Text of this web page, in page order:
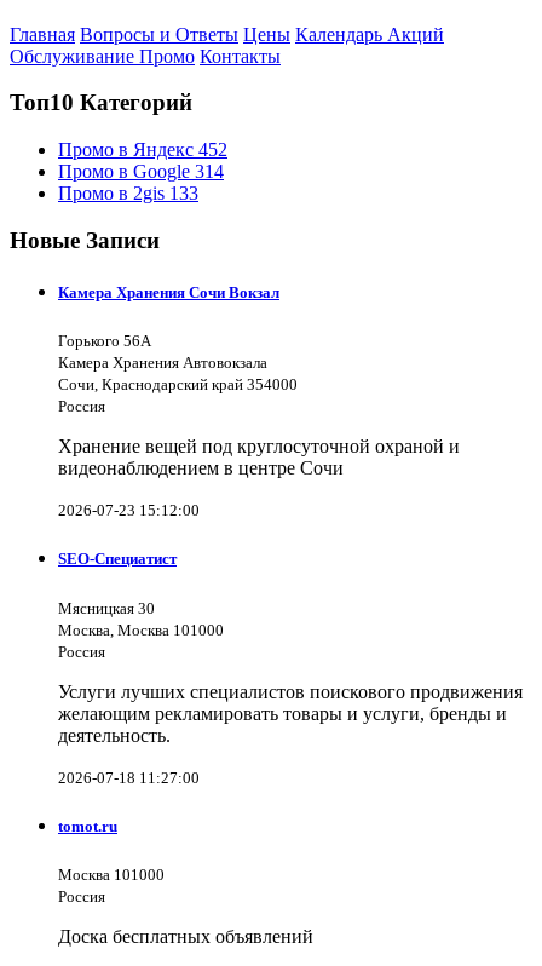
Главная Вопросы и Ответы Цены Календарь Акций
Обслуживание Промо Контакты
Топ10 Категорий
Промо в Яндекс 452
Промо в Google 314
Промо в 2gis 133
Новые Записи
Камера Хранения Сочи Вокзал
Горького 56А
Камера Хранения Автовокзала
Сочи, Краснодарский край 354000
Россия
Хранение вещей под круглосуточной охраной и
видеонаблюдением в центре Сочи
2026-07-23 15:12:00
SEO-Специатист
Мясницкая 30
Москва, Москва 101000
Россия
Услуги лучших специалистов поискового продвижения
желающим рекламировать товары и услуги, бренды и
деятельность.
2026-07-18 11:27:00
tomot.ru
Москва 101000
Россия
Доска бесплатных объявлений